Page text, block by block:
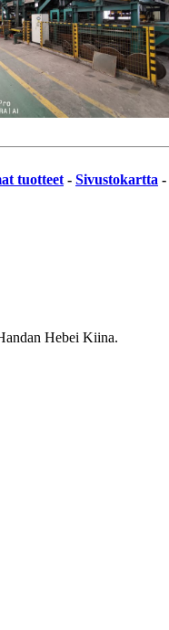
tuotteet - Sivustokartta -
Hebei Kiina.